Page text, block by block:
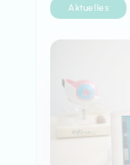
Aktuelles